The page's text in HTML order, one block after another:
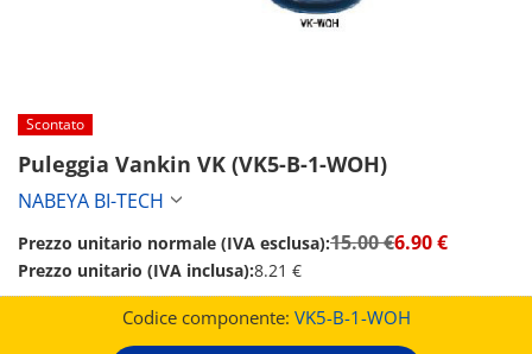
Scontato
Puleggia Vankin VK (VK5-B-1-WOH)
NABEYA BI-TECH
Prezzo unitario normale (IVA esclusa):15.00 €6.90 €
Prezzo unitario (IVA inclusa):8.21 €
Codice componente: VK5-B-1-WOH